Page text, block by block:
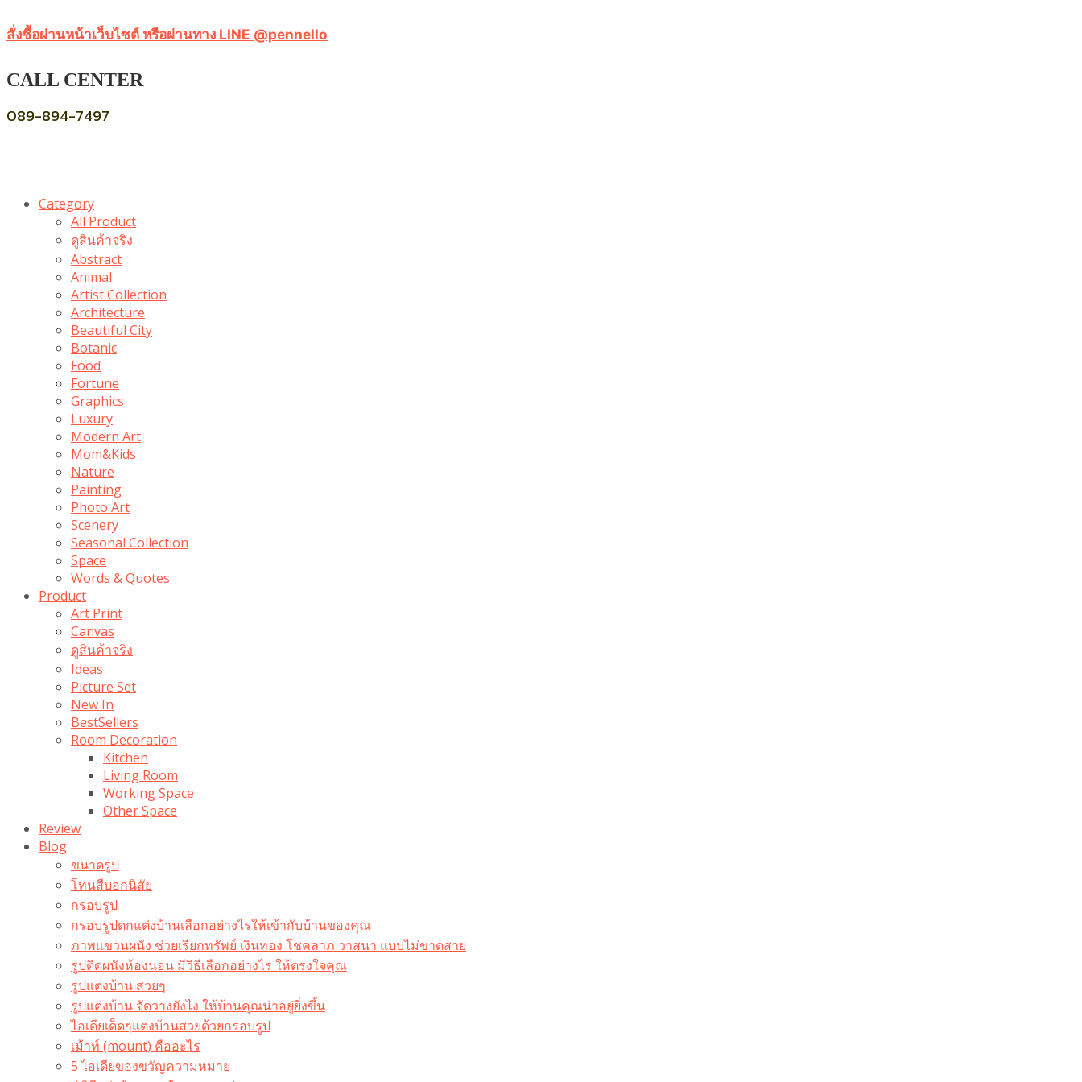
สั่งซื้อผ่านหน้าเว็บไซต์ หรือผ่านทาง LINE @pennello
CALL CENTER
089-894-7497
Category
All Product
ดูสินค้าจริง
Abstract
Animal
Artist Collection
Architecture
Beautiful City
Botanic
Food
Fortune
Graphics
Luxury
Modern Art
Mom&Kids
Nature
Painting
Photo Art
Scenery
Seasonal Collection
Space
Words & Quotes
Product
Art Print
Canvas
ดูสินค้าจริง
Ideas
Picture Set
New In
BestSellers
Room Decoration
Kitchen
Living Room
Working Space
Other Space
Review
Blog
ขนาดรูป
โทนสีบอกนิสัย
กรอบรูป
กรอบรูปตกแต่งบ้านเลือกอย่างไรให้เข้ากับบ้านของคุณ
ภาพแขวนผนัง ช่วยเรียกทรัพย์ เงินทอง โชคลาภ วาสนา แบบไม่ขาดสาย
รูปติดผนังห้องนอน มีวิธีเลือกอย่างไร ให้ตรงใจคุณ
รูปแต่งบ้าน สวยๆ
รูปแต่งบ้าน จัดวางยังไง ให้บ้านคุณน่าอยู่ยิ่งขึ้น
ไอเดียเด็ดๆแต่งบ้านสวยด้วยกรอบรูป
เม้าท์ (mount) คืออะไร​
5 ไอเดียของขวัญความหมาย